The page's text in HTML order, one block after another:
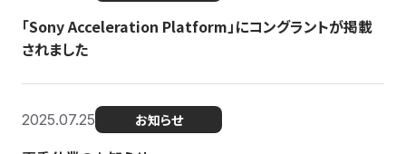
「Sony Acceleration Platform」にコングラントが掲載
されました
2025.07.25 お知らせ